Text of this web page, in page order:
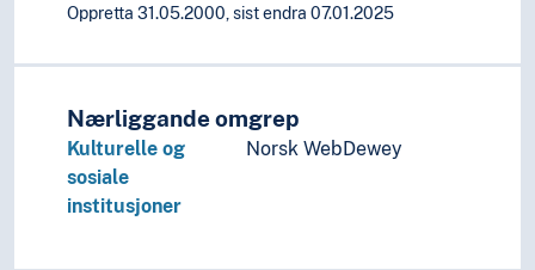
Oppretta 31.05.2000, sist endra 07.01.2025
Nærliggande omgrep
Kulturelle og
sosiale
institusjoner
Norsk WebDewey